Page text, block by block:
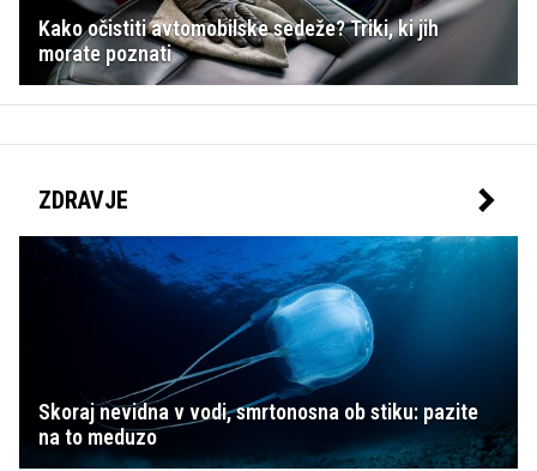
Kako očistiti avtomobilske sedeže? Triki, ki jih
morate poznati
ZDRAVJE
Skoraj nevidna v vodi, smrtonosna ob stiku: pazite
na to meduzo